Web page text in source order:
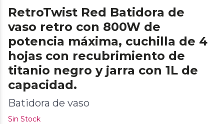
RetroTwist Red Batidora de
vaso retro con 800W de
potencia máxima, cuchilla de 4
hojas con recubrimiento de
titanio negro y jarra con 1L de
capacidad.
Batidora de vaso
Sin Stock